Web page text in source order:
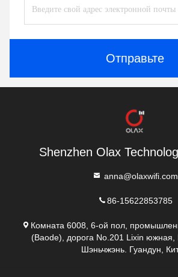
Отправьте
Shenzhen Olax
anna@olaxwifi.com
86-15622853785
Комната 6008, 6-ой пол,
(Baode), дорога No.201 Lixin южная,
Шэньчжэнь. Гуандун,